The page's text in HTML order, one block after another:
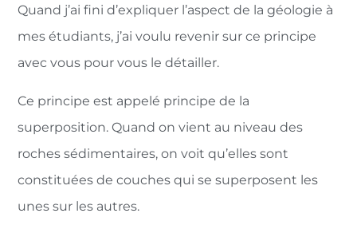
Quand j’ai fini d’expliquer l’aspect de la géologie à
mes étudiants, j’ai voulu revenir sur ce principe
avec vous pour vous le détailler.
Ce principe est appelé principe de la
superposition. Quand on vient au niveau des
roches sédimentaires, on voit qu’elles sont
constituées de couches qui se superposent les
unes sur les autres.